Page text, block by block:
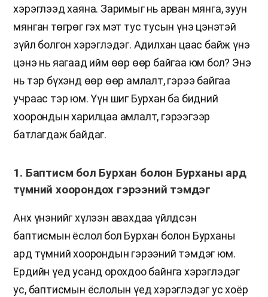
хэрэглээд хаяна. Заримыг нь арван мянга, зуун
мянган төгрөг гэх мэт тус тусын үнэ цэнэтэй
зүйл болгон хэрэглэдэг. Адилхан цаас байж үнэ
цэнэ нь яагаад ийм өөр өөр байгаа юм бол? Энэ
нь тэр бүхэнд өөр өөр амлалт, гэрээ байгаа
учраас тэр юм. Үүн шиг Бурхан ба бидний
хоорондын харилцаа амлалт, гэрээгээр
батлагдаж байдаг.
1. Баптисм бол Бурхан болон Бурханы ард
түмний хоорондох гэрээний тэмдэг
Анх үнэнийг хүлээн авахдаа үйлдсэн
баптисмын ёслол бол Бурхан болон Бурханы
ард түмний хоорондын гэрээний тэмдэг юм.
Ердийн үед усанд орохдоо байнга хэрэглэдэг
ус, баптисмын ёслолын үед хэрэглэдэг ус хоёр